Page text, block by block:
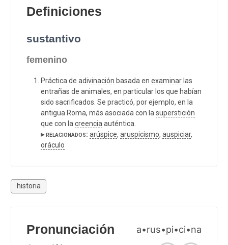
Definiciones
sustantivo
femenino
Práctica de adivinación basada en examinar las
entrañas de animales, en particular los que habían
sido sacrificados. Se practicó, por ejemplo, en la
antigua Roma, más asociada con la superstición
que con la creencia auténtica.
▸ relacionados: arúspice, aruspicismo, auspiciar,
oráculo
historia
Pronunciación a•rus•pi•ci•na